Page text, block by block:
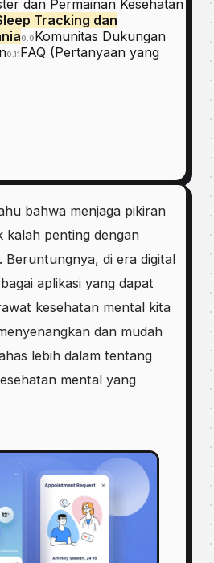
dan Permainan Kesehatan
Tracking dan
0.9Komunitas Dukungan
0.11FAQ (Pertanyaan yang
bahwa menjaga pikiran
kalah penting dengan
Beruntungnya, di era digital
aplikasi yang dapat
kesehatan mental kita
dan mudah
lebih dalam tentang
mental yang